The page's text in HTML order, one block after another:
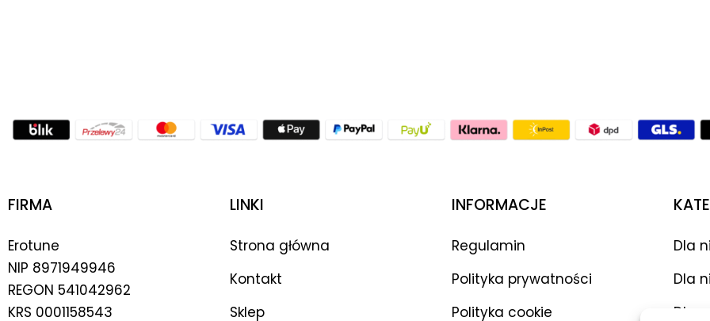
FIRMA
Erotune
NIP 8971949946
REGON 541042962
KRS 0001158543
LINKI
Strona główna
Kontakt
Sklep
INFORMACJE
Regulamin
Polityka prywatności
Polityka cookie
Dla
Dla
Dla